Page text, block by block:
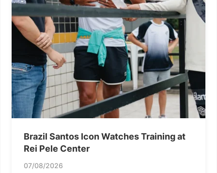
Brazil Santos Icon Watches Training at
Rei Pele Center
07/08/2026